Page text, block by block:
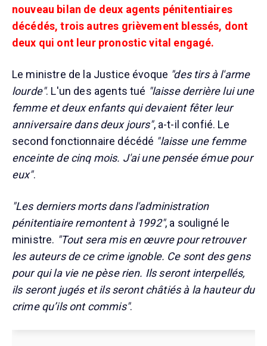
nouveau bilan de deux agents pénitentiaires
décédés, trois autres grièvement blessés, dont
deux qui ont leur pronostic vital engagé.
Le ministre de la Justice évoque "des tirs à l'arme
lourde". L'un des agents tué "laisse derrière lui une
femme et deux enfants qui devaient fêter leur
anniversaire dans deux jours", a-t-il confié. Le
second fonctionnaire décédé "laisse une femme
enceinte de cinq mois. J'ai une pensée émue pour
eux".
"Les derniers morts dans l'administration
pénitentiaire remontent à 1992", a souligné le
ministre. "Tout sera mis en œuvre pour retrouver
les auteurs de ce crime ignoble. Ce sont des gens
pour qui la vie ne pèse rien. Ils seront interpellés,
ils seront jugés et ils seront châtiés à la hauteur du
crime qu’ils ont commis".